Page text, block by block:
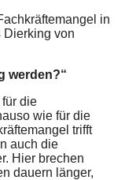
in
Dierking von
werden?“
die
wie für die
trifft
auch die
Hier brechen
dauern länger,